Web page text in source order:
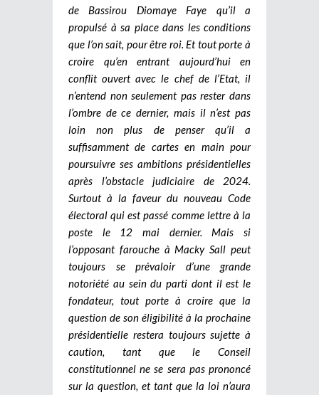
de Bassirou Diomaye Faye qu’il a
propulsé à sa place dans les conditions
que l’on sait, pour être roi. Et tout porte à
croire qu’en entrant aujourd’hui en
conflit ouvert avec le chef de l’Etat, il
n’entend non seulement pas rester dans
l’ombre de ce dernier, mais il n’est pas
loin non plus de penser qu’il a
suffisamment de cartes en main pour
poursuivre ses ambitions présidentielles
après l’obstacle judiciaire de 2024.
Surtout à la faveur du nouveau Code
électoral qui est passé comme lettre à la
poste le 12 mai dernier. Mais si
l’opposant farouche à Macky Sall peut
toujours se prévaloir d’une grande
notoriété au sein du parti dont il est le
fondateur, tout porte à croire que la
question de son éligibilité à la prochaine
présidentielle restera toujours sujette à
caution, tant que le Conseil
constitutionnel ne se sera pas prononcé
sur la question, et tant que la loi n’aura